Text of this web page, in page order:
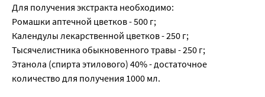
Для получения экстракта необходимо:
Ромашки аптечной цветков - 500 г;
Календулы лекарственной цветков - 250 г;
Тысячелистника обыкновенного травы - 250 г;
Этанола (спирта этилового) 40% - достаточное
количество для получения 1000 мл.